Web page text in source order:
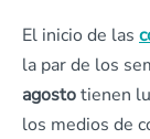
El inicio de las
la par de los
agostotienen
los medios de